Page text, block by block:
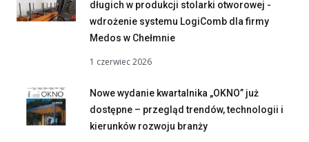
długich w produkcji stolarki otworowej -
wdrożenie systemu LogiComb dla firmy
Medos w Chełmnie
1 czerwiec 2026
Nowe wydanie kwartalnika „OKNO” już
dostępne – przegląd trendów, technologii i
kierunków rozwoju branży